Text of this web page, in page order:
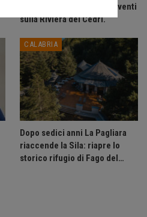
2026, un mese di grandi eventi
sulla Riviera dei Cedri.
CALABRIA
Dopo sedici anni La Pagliara
riaccende la Sila: riapre lo
storico rifugio di Fago del…